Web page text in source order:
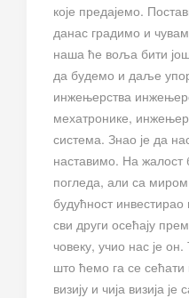
које предајемо.
данас градимо и
наша ће воља бити
да будемо и даље
инжењерства
мехатронике,
система. Знао је да
наставимо. На жалост
погледа, али са
будућност инвестирао
сви други осећају
човеку, учио нас је
што ћемо га се сећати
визију и чија визија